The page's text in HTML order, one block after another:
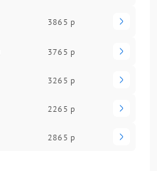
3865 р
3765 р
3265 р
2265 р
2865 р